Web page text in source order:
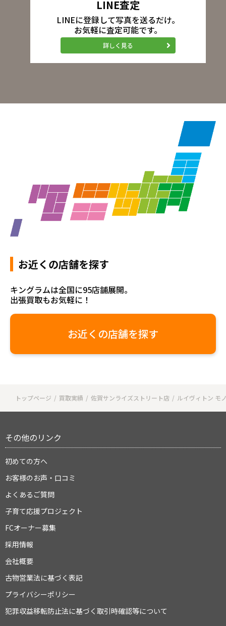
LINE査定
LINEに登録して写真を送るだけ。
お気軽に査定可能です。
詳しく見る
お近くの店舗を探す
キングラムは全国に95店舗展開。
出張買取もお気軽に！
お近くの店舗を探す
トップページ 買取実績 佐賀サンライズストリート店 ルイヴィトン モ
その他のリンク
初めての方へ
お客様のお声・口コミ
よくあるご質問
子育て応援プロジェクト
FCオーナー募集
採用情報
会社概要
古物営業法に基づく表記
プライバシーポリシー
犯罪収益移転防止法に基づく取引時確認等について